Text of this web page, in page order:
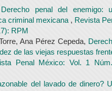
penal del enemigo:
criminal mexicana , Revista
RPM
Ana Pérez Cepeda,
de las viejas respuestas
Penal México: Vol. 1
del lavado de dinero?